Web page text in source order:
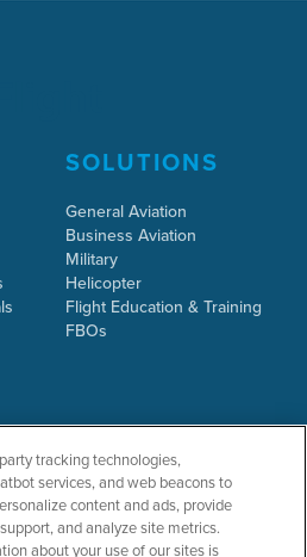
SOLUTIONS
General Aviation
Business Aviation
Military
Helicopter
Flight Education & Training
FBOs
tracking technologies,
services, and web beacons to
content and ads, provide
and analyze site metrics.
about your use of our sites is